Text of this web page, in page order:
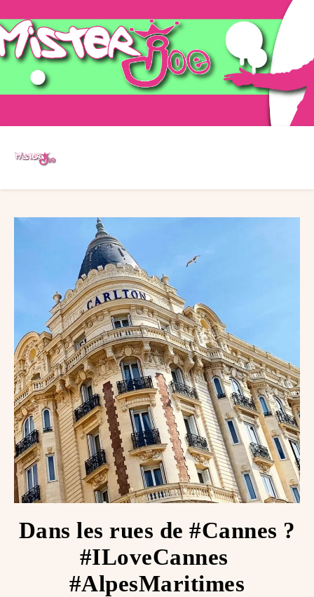
Dans les rues de #Cannes ?️
#ILoveCannes ️
#AlpesMaritimes